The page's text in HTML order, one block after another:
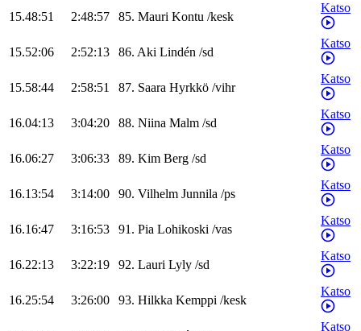
15.48:51 2:48:57 85. Mauri Kontu /kesk
Katso
15.52:06 2:52:13 86. Aki Lindén /sd
Katso
15.58:44 2:58:51 87. Saara Hyrkkö /vihr
Katso
16.04:13 3:04:20 88. Niina Malm /sd
Katso
16.06:27 3:06:33 89. Kim Berg /sd
Katso
16.13:54 3:14:00 90. Vilhelm Junnila /ps
Katso
16.16:47 3:16:53 91. Pia Lohikoski /vas
Katso
16.22:13 3:22:19 92. Lauri Lyly /sd
Katso
16.25:54 3:26:00 93. Hilkka Kemppi /kesk
Katso
Katso